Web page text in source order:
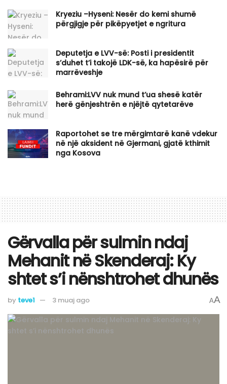
Kryeziu –Hyseni: Nesër do kemi shumë
përgjigje për pikëpyetjet e ngritura
Deputetja e LVV-së: Posti i presidentit
s’duhet t’i takojë LDK-së, ka hapësirë për
marrëveshje
Behrami:LVV nuk mund t’ua shesë katër
herë gënjeshtrën e njëjtë qytetarëve
Raportohet se tre mërgimtarë kanë vdekur
në një aksident në Gjermani, gjatë kthimit
nga Kosova
Gërvalla për sulmin ndaj
Mehanit në Skenderaj: Ky
shtet s’i nënshtrohet dhunës
by teve1 3 muaj ago AA